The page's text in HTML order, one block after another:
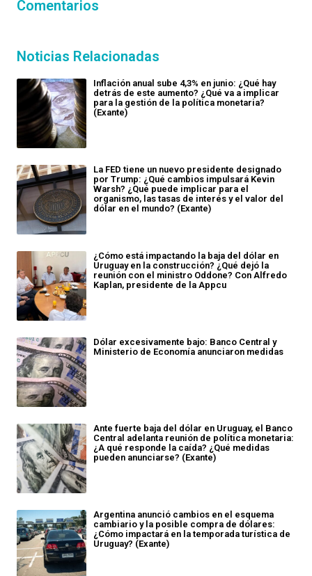
Comentarios
Noticias Relacionadas
Inflación anual sube 4,3% en junio: ¿Qué hay
detrás de este aumento? ¿Qué va a implicar
para la gestión de la política monetaria?
(Exante)
La FED tiene un nuevo presidente designado
por Trump: ¿Qué cambios impulsará Kevin
Warsh? ¿Qué puede implicar para el
organismo, las tasas de interés y el valor del
dólar en el mundo? (Exante)
¿Cómo está impactando la baja del dólar en
Uruguay en la construcción? ¿Qué dejó la
reunión con el ministro Oddone? Con Alfredo
Kaplan, presidente de la Appcu
Dólar excesivamente bajo: Banco Central y
Ministerio de Economía anunciaron medidas
Ante fuerte baja del dólar en Uruguay, el Banco
Central adelanta reunión de política monetaria:
¿A qué responde la caída? ¿Qué medidas
pueden anunciarse? (Exante)
Argentina anunció cambios en el esquema
cambiario y la posible compra de dólares:
¿Cómo impactará en la temporada turística de
Uruguay? (Exante)